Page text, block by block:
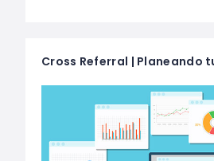
Cross Referral | Planeando